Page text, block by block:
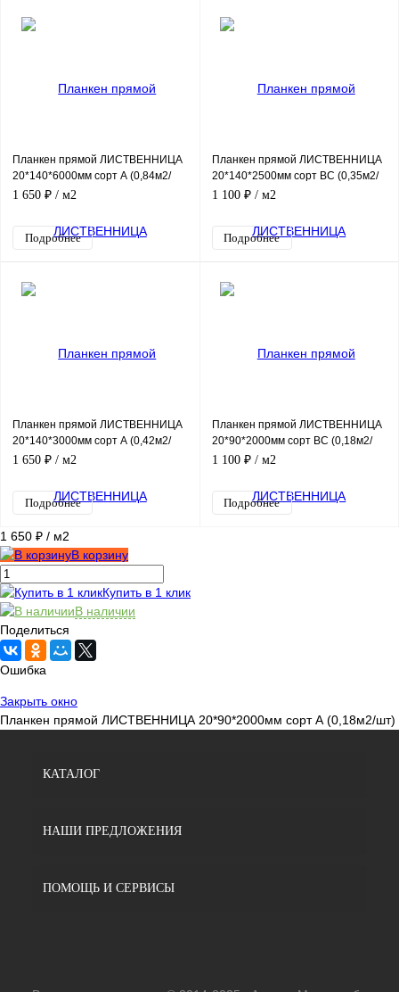
Планкен прямой ЛИСТВЕННИЦА
20*140*6000мм сорт А (0,84м2/
шт)
1 650 ₽ / м2
Подробнее
Планкен прямой ЛИСТВЕННИЦА
20*140*2500мм сорт ВС (0,35м2/
шт)
1 100 ₽ / м2
Подробнее
Планкен прямой ЛИСТВЕННИЦА
20*140*3000мм сорт А (0,42м2/
шт)
1 650 ₽ / м2
Подробнее
Планкен прямой ЛИСТВЕННИЦА
20*90*2000мм сорт ВС (0,18м2/
шт)
1 100 ₽ / м2
Подробнее
1 650 ₽ / м2
В корзину
Купить в 1 клик
В наличии
Поделиться
Ошибка
Закрыть окно
Планкен прямой ЛИСТВЕННИЦА 20*90*2000мм сорт А (0,18м2/шт)
КАТАЛОГ
НАШИ ПРЕДЛОЖЕНИЯ
ПОМОЩЬ И СЕРВИСЫ